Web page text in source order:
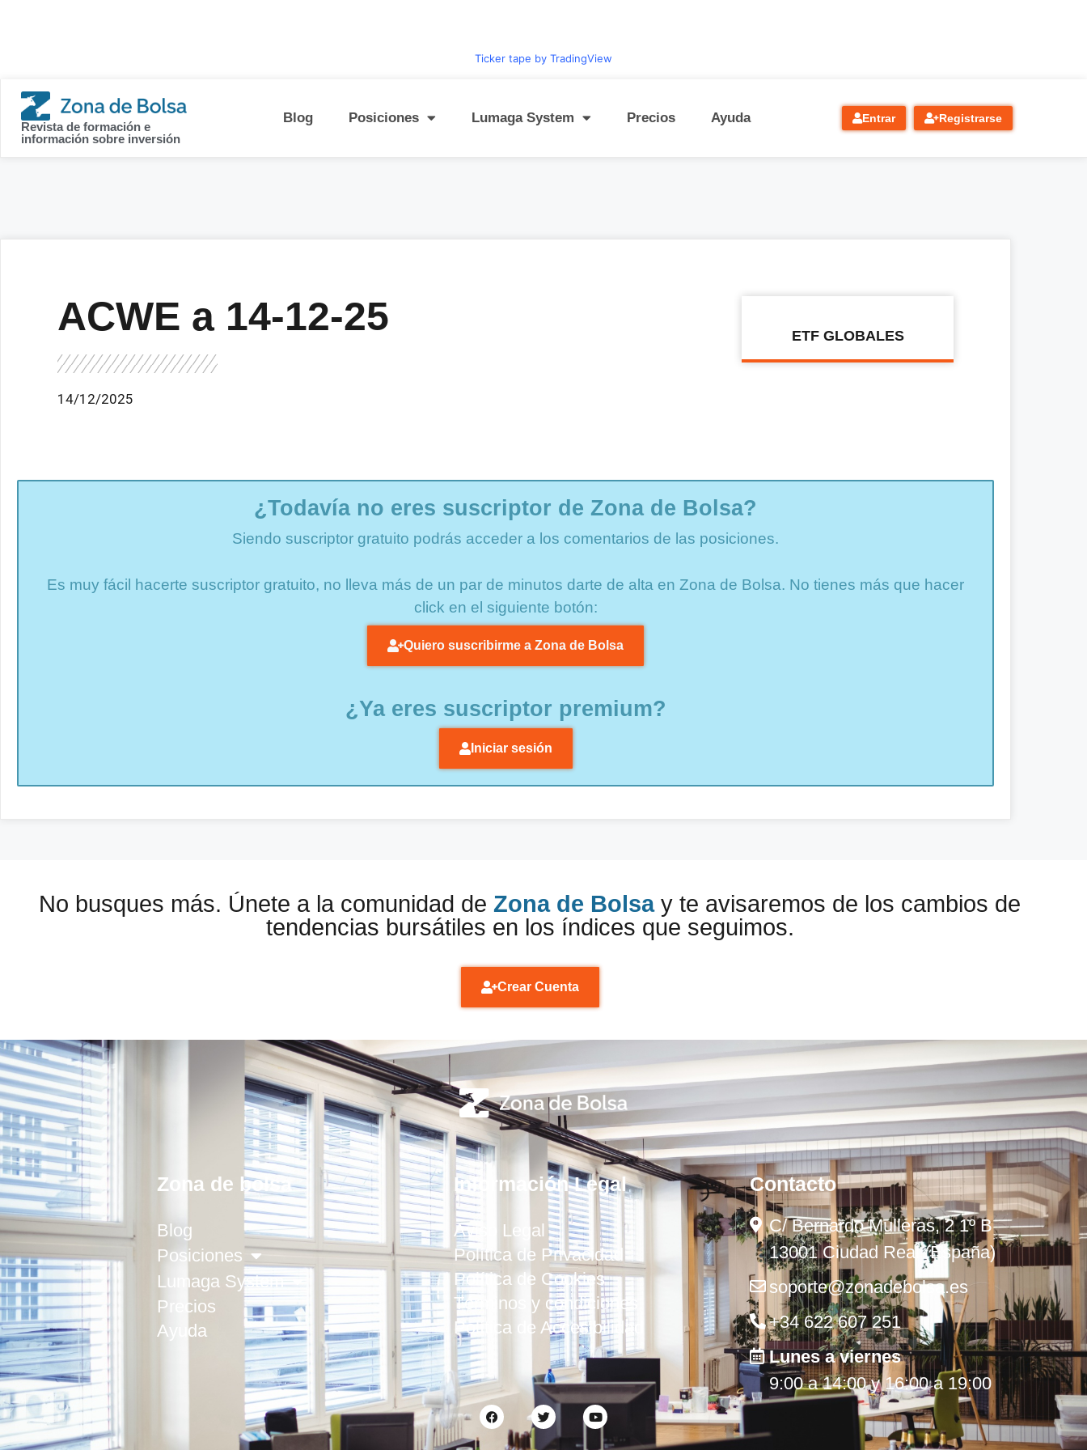
Ticker tape by TradingView
Revista de formación e
información sobre inversión
Blog Posiciones Lumaga System Precios Ayuda Entrar Registrarse
ACWE a 14-12-25
14/12/2025
ETF GLOBALES
¿Todavía no eres suscriptor de Zona de Bolsa?
Siendo suscriptor gratuito podrás acceder a los comentarios de las posiciones.
Es muy fácil hacerte suscriptor gratuito, no lleva más de un par de minutos darte de alta en Zona de Bolsa. No tienes más que hacer
click en el siguiente botón:
Quiero suscribirme a Zona de Bolsa
¿Ya eres suscriptor premium?
Iniciar sesión
No busques más. Únete a la comunidad de Zona de Bolsay te avisaremos de los cambios de
tendencias bursátiles en los índices que seguimos.
Crear Cuenta
Zona de bolsa
Blog
Posiciones
Lumaga System
Precios
Ayuda
Información Legal
Aviso Legal
Política de Privacidad
Política de Cookies
Términos y condiciones
Política de Accesibilidad
Contacto
C/ Bernardo Mulleras, 2 1º B
13001 Ciudad Real (España)
soporte@zonadebolsa.es
+34 622 607 251
Lunes a viernes
9:00 a 14:00 y 16:00 a 19:00